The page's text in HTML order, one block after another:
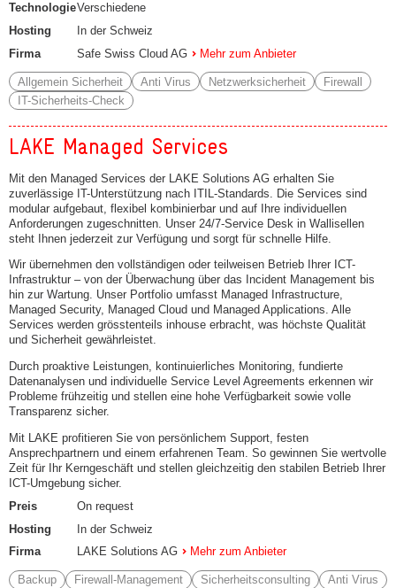
TechnologieVerschiedene
Hosting
In der Schweiz
Firma
Safe Swiss Cloud AG Mehr zum Anbieter
Allgemein Sicherheit Anti Virus Netzwerksicherheit
Firewall
IT-Sicherheits-Check
LAKE Managed Services
Mit den Managed Services der LAKE Solutions AG erhalten Sie
zuverlässige IT-Unterstützung nach ITIL-Standards. Die Services sind
modular aufgebaut, flexibel kombinierbar und auf Ihre individuellen
Anforderungen zugeschnitten. Unser 24/7-Service Desk in Wallisellen
steht Ihnen jederzeit zur Verfügung und sorgt für schnelle Hilfe.
Wir übernehmen den vollständigen oder teilweisen Betrieb Ihrer ICT-
Infrastruktur – von der Überwachung über das Incident Management bis
hin zur Wartung. Unser Portfolio umfasst Managed Infrastructure,
Managed Security, Managed Cloud und Managed Applications. Alle
Services werden grösstenteils inhouse erbracht, was höchste Qualität
und Sicherheit gewährleistet.
Durch proaktive Leistungen, kontinuierliches Monitoring, fundierte
Datenanalysen und individuelle Service Level Agreements erkennen wir
Probleme frühzeitig und stellen eine hohe Verfügbarkeit sowie volle
Transparenz sicher.
Mit LAKE profitieren Sie von persönlichem Support, festen
Ansprechpartnern und einem erfahrenen Team. So gewinnen Sie wertvolle
Zeit für Ihr Kerngeschäft und stellen gleichzeitig den stabilen Betrieb Ihrer
ICT-Umgebung sicher.
Preis
On request
Hosting
In der Schweiz
Firma
LAKE Solutions AG Mehr zum Anbieter
Backup Firewall-Management Sicherheitsconsulting Anti Virus